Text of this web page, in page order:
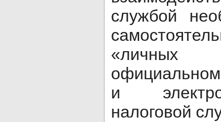
службой
«личных
и
налоговой